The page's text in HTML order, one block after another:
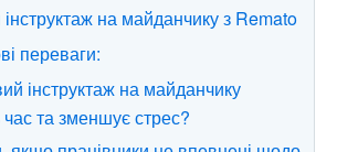
на майданчику з Remato
переваги:
інструктаж на майданчику
та зменшує стрес?